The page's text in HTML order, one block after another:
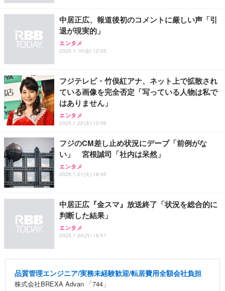
中居正広、報道後初のコメントに厳しい声「引
退が現実的」
エンタメ
2025.1.10(金) 12:05
フジテレビ・竹俣紅アナ、ネット上で拡散され
ている画像を完全否定「写っている人物は私で
はありません」
エンタメ
2025.1.22(水) 13:06
フジのCM差し止め状況にデーブ「前例がな
い」 宮根誠司「社内は呆然」
エンタメ
2025.1.21(火) 18:40
中居正広『金スマ』放送終了「状況を総合的に
判断した結果」
エンタメ
2025.1.20(月) 16:51
品質管理エンジニア/実務未経験歓迎/転居費用全額会社負担
株式会社BREXA Advan 「744」